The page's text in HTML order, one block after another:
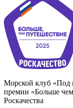
Морской клуб «Под
премии «Больше
Роскачества